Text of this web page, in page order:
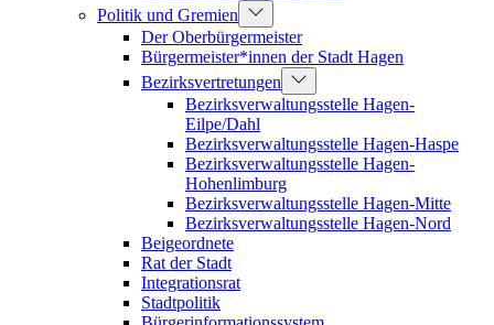
Politik und Gremien
Der Oberbürgermeister
Bürgermeister*innen der Stadt Hagen
Bezirksvertretungen
Bezirksverwaltungsstelle Hagen-
Eilpe/Dahl
Bezirksverwaltungsstelle Hagen-Haspe
Bezirksverwaltungsstelle Hagen-
Hohenlimburg
Bezirksverwaltungsstelle Hagen-Mitte
Bezirksverwaltungsstelle Hagen-Nord
Beigeordnete
Rat der Stadt
Integrationsrat
Stadtpolitik